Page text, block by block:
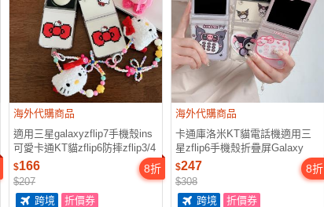
海外代購商品
適用三星galaxyzflip7手機殼ins
可愛卡通KT貓zflip6防摔zflip3/4
創意個性磁吸三星zflip5手鏈
w23flip保護套女
$166
$207
8折
跨境 折價券
海外代購商品
卡通庫洛米KT貓電話機適用三
星zflip6手機殼折疊屏Galaxy
zflip5全包保護套透明Flip4超薄
防摔殼W24Flip翻蓋
$247
$308
8折
跨境 折價券